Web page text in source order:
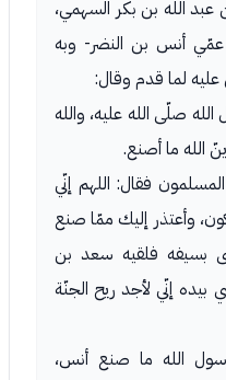
الله بن بكر السهمي،
أنس بن النضر- وبه
لما قدم وقال:
صلّى الله عليه، والله
الله ما أصنع.
فقال: اللهم إنّي
وأعتذر إليك ممّا صنع
بسيفه فلقيه سعد بن
إنّي لأجد ريح الجنّة
الله ما صنع أنس،